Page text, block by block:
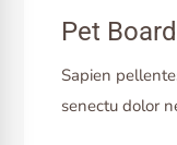
Pet
Sapien
senectu dolor